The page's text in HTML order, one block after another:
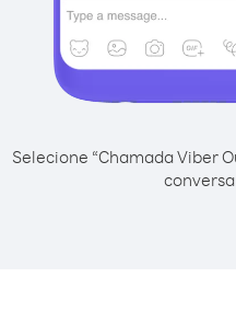
Selecione “Chamada Viber
conversa